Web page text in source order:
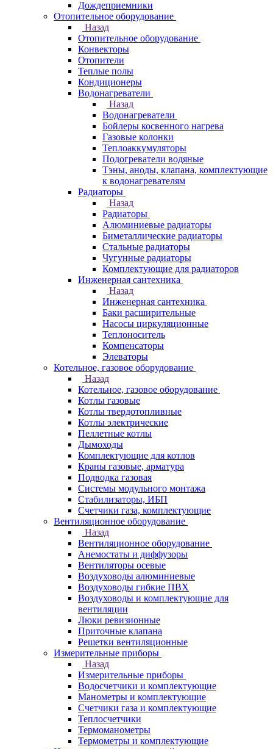
Дождеприемники
Отопительное оборудование
Назад
Отопительное оборудование
Конвекторы
Отопители
Теплые полы
Кондиционеры
Водонагреватели
Назад
Водонагреватели
Бойлеры косвенного нагрева
Газовые колонки
Теплоаккумуляторы
Подогреватели водяные
Тэны, аноды, клапана, комплектующие
к водонагревателям
Радиаторы
Назад
Радиаторы
Алюминиевые радиаторы
Биметаллические радиаторы
Стальные радиаторы
Чугунные радиаторы
Комплектующие для радиаторов
Инженерная сантехника
Назад
Инженерная сантехника
Баки расширительные
Насосы циркуляционные
Теплоноситель
Компенсаторы
Элеваторы
Котельное, газовое оборудование
Назад
Котельное, газовое оборудование
Котлы газовые
Котлы твердотопливные
Котлы электрические
Пеллетные котлы
Дымоходы
Комплектующие для котлов
Краны газовые, арматура
Подводка газовая
Системы модульного монтажа
Стабилизаторы, ИБП
Счетчики газа, комплектующие
Вентиляционное оборудование
Назад
Вентиляционное оборудование
Анемостаты и диффузоры
Вентиляторы осевые
Воздуховоды алюминиевые
Воздуховоды гибкие ПВХ
Воздуховоды и комплектующие для
вентиляции
Люки ревизионные
Приточные клапана
Решетки вентиляционные
Измерительные приборы
Назад
Измерительные приборы
Водосчетчики и комплектующие
Манометры и комплектующие
Счетчики газа и комплектующие
Теплосчетчики
Термоманометры
Термометры и комплектующие